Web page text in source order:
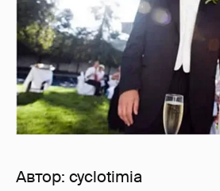
Автор: cyclotimia